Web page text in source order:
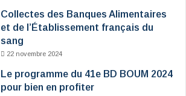
Collectes des Banques Alimentaires
et de l’Établissement français du
sang
22 novembre 2024
Le programme du 41e BD BOUM 2024
pour bien en profiter